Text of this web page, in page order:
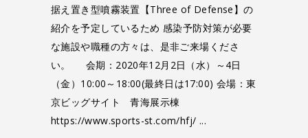
据え置き型噴霧装置【Three of Defense】の
紹介を予定しているため 感染予防対策が必要
な施設や職種の方々は、是非ご来場くださ
い。 会期：2020年12月2日（水）～4日
（金）10:00～18:00(最終日は17:00) 会場：東
京ビッグサイト 青海展示棟
https://www.sports-st.com/hfj/